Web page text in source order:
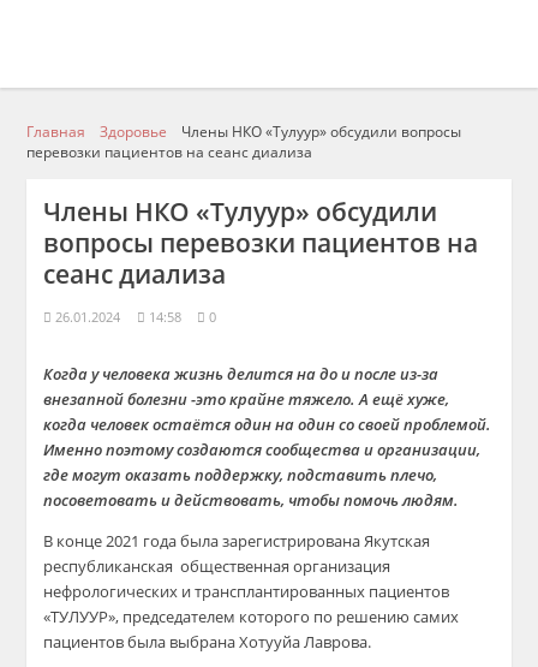
Главная Здоровье
Члены НКО «Тулуур» обсудили вопросы
перевозки пациентов на сеанс диализа
Члены НКО «Тулуур» обсудили
вопросы перевозки пациентов на
сеанс диализа
26.01.2024 14:58 0
Когда у человека жизнь делится на до и после из-за
внезапной болезни -это крайне тяжело. А ещё хуже,
когда человек остаётся один на один со своей проблемой.
Именно поэтому создаются сообщества и организации,
где могут оказать поддержку, подставить плечо,
посоветовать и действовать, чтобы помочь людям.
В конце 2021 года была зарегистрированаЯкутская
республиканская общественная организация
нефрологических и трансплантированных пациентов
«ТУЛУУР», председателем которого по решению самих
пациентов была выбрана Хотууйа Лаврова.